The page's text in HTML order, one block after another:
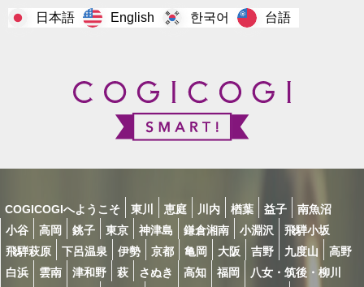
COGICOGIへようこそ 東川 恵庭 川内 楢葉 益子
南魚沼
小谷
高岡 銚子 東京 神津島 鎌倉湘南 小淵沢
飛騨小坂
飛騨萩原
下呂温泉 伊勢 京都 亀岡 大阪 吉野 九度山
高野
白浜
雲南 津和野 萩 さぬき 高知 福岡
八女・筑後・柳川
日本語 English 한국어 台語